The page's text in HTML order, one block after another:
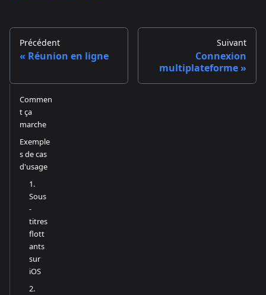
Précédent
Réunion en ligne
Suivant
Connexion
multiplateforme
Commen
t ça
marche
Exemple
s de cas
d'usage
1.
Sous
-
titres
flott
ants
sur
iOS
2.